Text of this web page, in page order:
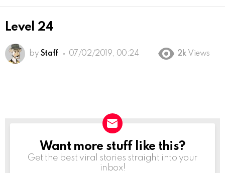
Level 24
by Staff 07/02/2019, 00:24 2k Views
NEWSLETTER
Want more stuff like this?
Get the best viral stories straight into your
inbox!